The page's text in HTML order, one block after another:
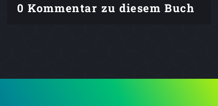
0 Kommentar zu diesem Buch